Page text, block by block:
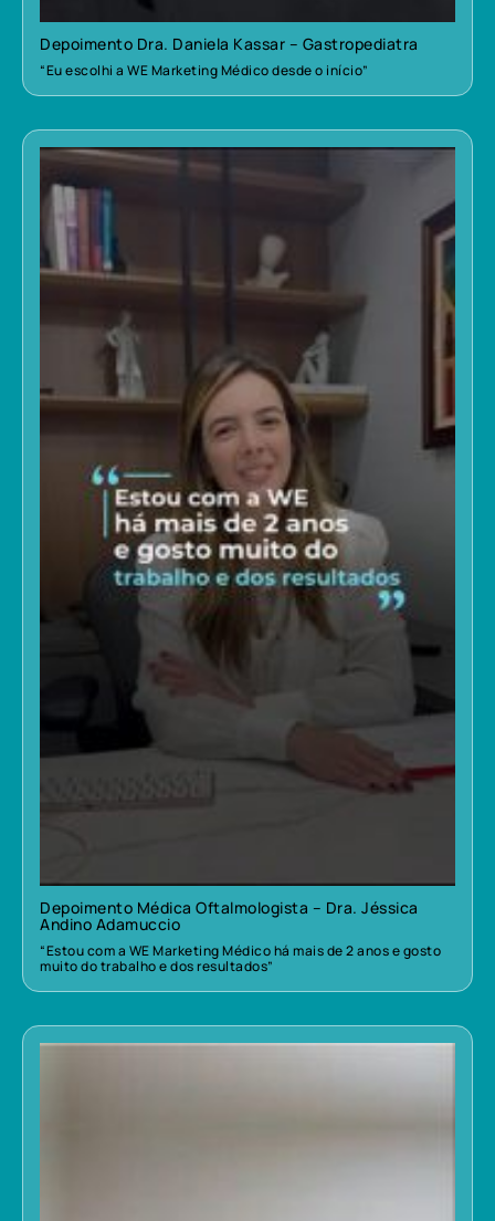
Depoimento Dra. Daniela Kassar – Gastropediatra
“Eu escolhi a WE Marketing Médico desde o início”
Depoimento Médica Oftalmologista – Dra. Jéssica
Andino Adamuccio
“Estou com a WE Marketing Médico há mais de 2 anos e gosto
muito do trabalho e dos resultados”